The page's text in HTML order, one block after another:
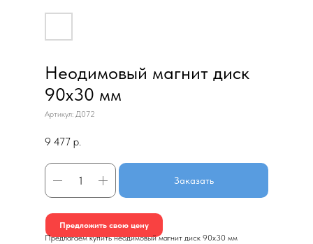
Неодимовый магнит диск
90х30 мм
Артикул: Д072
9 477 р.
Заказать
Предложить свою цену
Предлагаем купить неодимовый магнит диск 90х30 мм